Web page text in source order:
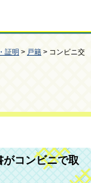
証明 > 戸籍 > コンビニ交
コンビニで取